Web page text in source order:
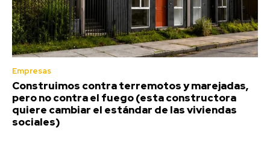
Empresas
Construimos contra terremotos y marejadas,
pero no contra el fuego (esta constructora
quiere cambiar el estándar de las viviendas
sociales)